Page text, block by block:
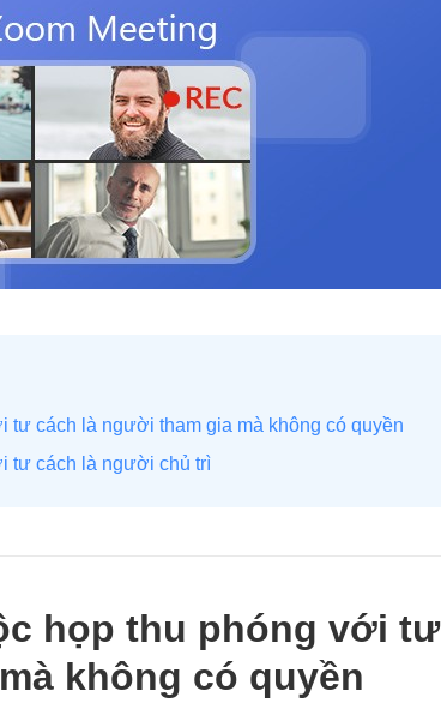
tư cách là người tham gia mà không có quyền
tư cách là người chủ trì
họp thu phóng với tư
không có quyền